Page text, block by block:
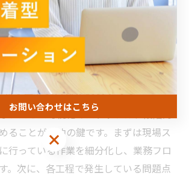
に、可視化ツールやフローチャートを
理し、関係者間で共有することで、改
形成します。
プロセス可視化のステップ
プロセス可視化のステップは、段階的
ることが成功の鍵です。まずは現場ス
行っている作業を細分化し、業務フロ
。次に、各工程で発生している問題点
お問い合わせはこちら
お問い合わせはこちら